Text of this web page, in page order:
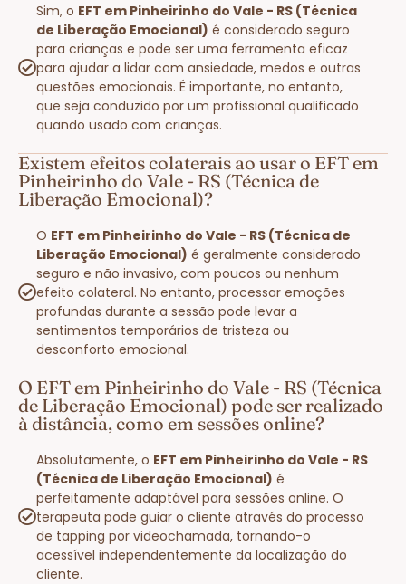
Sim, o EFT em Pinheirinho do Vale - RS (Técnica
de Liberação Emocional) é considerado seguro
para crianças e pode ser uma ferramenta eficaz
para ajudar a lidar com ansiedade, medos e outras
questões emocionais. É importante, no entanto,
que seja conduzido por um profissional qualificado
quando usado com crianças.
Existem efeitos colaterais ao usar o EFT em
Pinheirinho do Vale - RS (Técnica de
Liberação Emocional)?
O EFT em Pinheirinho do Vale - RS (Técnica de
Liberação Emocional) é geralmente considerado
seguro e não invasivo, com poucos ou nenhum
efeito colateral. No entanto, processar emoções
profundas durante a sessão pode levar a
sentimentos temporários de tristeza ou
desconforto emocional.
O EFT em Pinheirinho do Vale - RS (Técnica
de Liberação Emocional) pode ser realizado
à distância, como em sessões online?
Absolutamente, o EFT em Pinheirinho do Vale - RS
(Técnica de Liberação Emocional) é
perfeitamente adaptável para sessões online. O
terapeuta pode guiar o cliente através do processo
de tapping por videochamada, tornando-o
acessível independentemente da localização do
cliente.